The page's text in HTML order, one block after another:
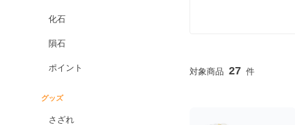
化石
隕石
ポイント
グッズ
さざれ
27